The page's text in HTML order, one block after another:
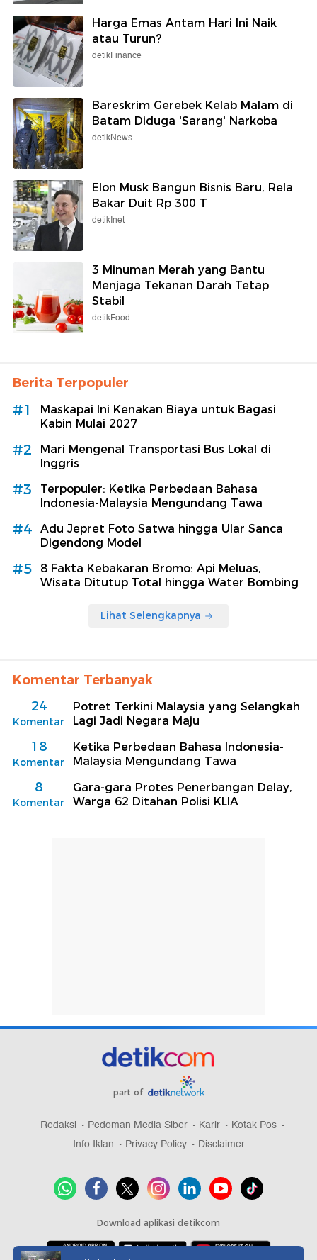
Harga Emas Antam Hari Ini Naik
atau Turun?
detikFinance
Bareskrim Gerebek Kelab Malam di
Batam Diduga 'Sarang' Narkoba
detikNews
Elon Musk Bangun Bisnis Baru, Rela
Bakar Duit Rp 300 T
detikInet
3 Minuman Merah yang Bantu
Menjaga Tekanan Darah Tetap
Stabil
detikFood
Berita Terpopuler
#1
Maskapai Ini Kenakan Biaya untuk Bagasi
Kabin Mulai 2027
#2
Mari Mengenal Transportasi Bus Lokal di
Inggris
#3
Terpopuler: Ketika Perbedaan Bahasa
Indonesia-Malaysia Mengundang Tawa
#4
Adu Jepret Foto Satwa hingga Ular Sanca
Digendong Model
#5
8 Fakta Kebakaran Bromo: Api Meluas,
Wisata Ditutup Total hingga Water Bombing
Lihat Selengkapnya
Komentar Terbanyak
24
Komentar
Potret Terkini Malaysia yang Selangkah
Lagi Jadi Negara Maju
18
Komentar
Ketika Perbedaan Bahasa Indonesia-
Malaysia Mengundang Tawa
8
Komentar
Gara-gara Protes Penerbangan Delay,
Warga 62 Ditahan Polisi KLIA
part of
Redaksi Pedoman Media Siber Karir
Kotak Pos
Info Iklan
Privacy Policy Disclaimer
Download aplikasi detikcom